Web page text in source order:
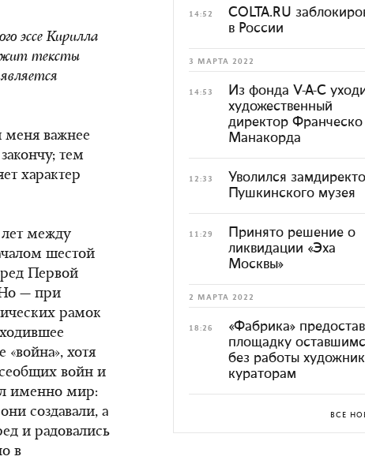
эссе Кирилла
тексты
меня важнее
тем
характер
лет между
шестой
Первой
— при
рамок
хотя
войн и
именно мир:
создавали, а
и радовались
в
14:52
COLTA.RU
в России
3 МАРТА 2022
14:53
Из фонда V-A-C
художественный
директор Франческо
Манакорда
12:33
Уволился
Пушкинского музея
11:29
Принято решение о
ликвидации «Эха
Москвы»
2 МАРТА 2022
18:26
«Фабрика»
площадку
без работы
кураторам
ВСЕ